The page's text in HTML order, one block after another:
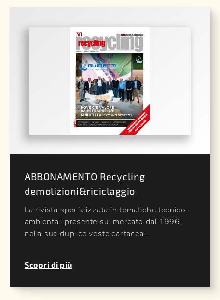
ABBONAMENTO Recycling
demolizioni&riciclaggio
La rivista specializzata in tematiche tecnico-
ambientali presente sul mercato dal 1996,
nella sua duplice veste cartacea...
Scopri di più